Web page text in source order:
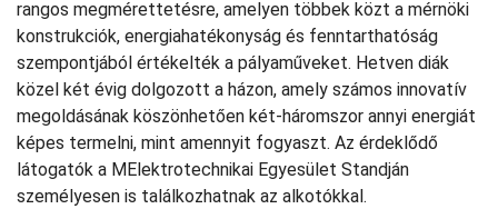
rangos megmérettetésre, amelyen többek közt a mérnöki
konstrukciók, energiahatékonyság és fenntarthatóság
szempontjából értékelték a pályaműveket. Hetven diák
közel két évig dolgozott a házon, amely számos innovatív
megoldásának köszönhetően két-háromszor annyi energiát
képes termelni, mint amennyit fogyaszt. Az érdeklődő
látogatók a MElektrotechnikai Egyesület Standján
személyesen is találkozhatnak az alkotókkal.